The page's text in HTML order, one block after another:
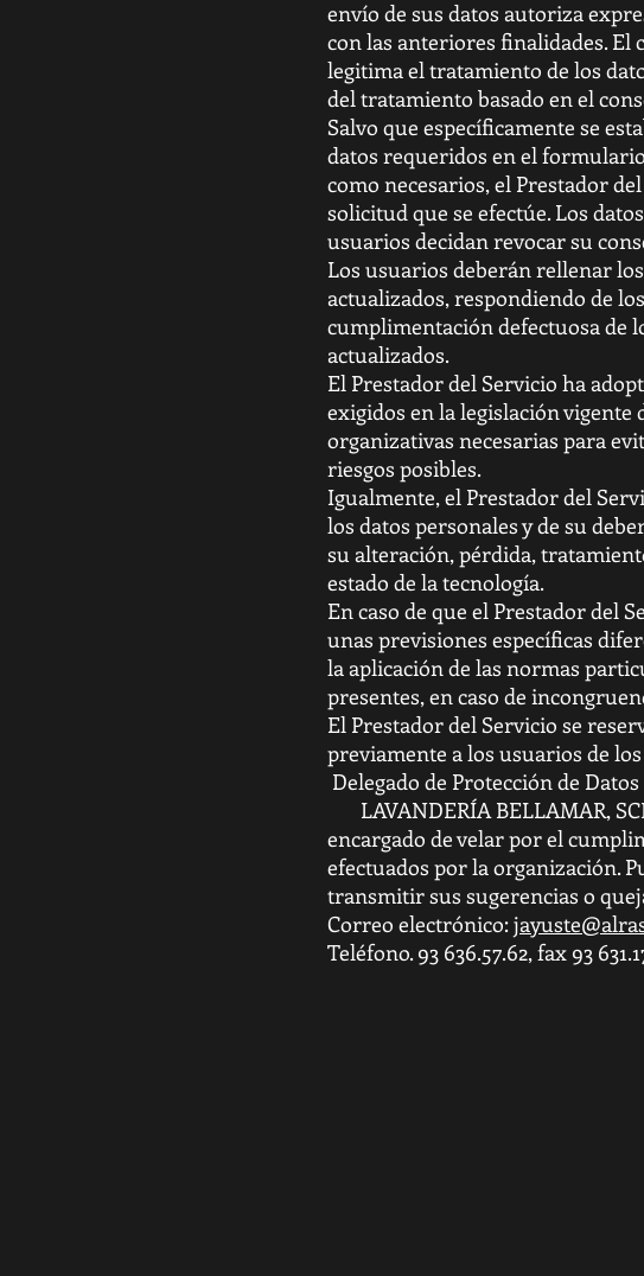
envío de sus datos autoriza
con las anteriores finalidades. El
legitima el tratamiento de los
del tratamiento basado en el
Salvo que específicamente se
datos requeridos en el
como necesarios, el Prestador
solicitud que se efectúe. Los
usuarios decidan revocar su
Los usuarios deberán rellenar
actualizados, respondiendo de
cumplimentación defectuosa de
actualizados.
El Prestador del Servicio ha
exigidos en la legislación vigente
organizativas necesarias para
riesgos posibles.
Igualmente, el Prestador del
los datos personales y de su
su alteración, pérdida,
estado de la tecnología.
En caso de que el Prestador del
unas previsiones específicas
la aplicación de las normas
presentes, en caso de
El Prestador del Servicio se
previamente a los usuarios de
Delegado de Protección de Datos
LAVANDERÍA BELLAMAR,
encargado de velar por el
efectuados por la organización.
transmitir sus sugerencias o
Correo electrónico:
Teléfono. 93 636.57.62, fax 93